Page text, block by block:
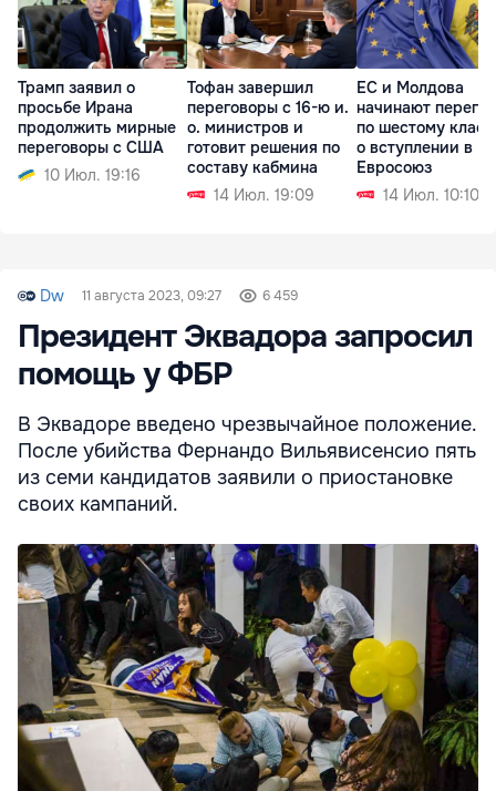
Трамп заявил о
просьбе Ирана
продолжить мирные
переговоры с США
10 Июл. 19:16
Тофан завершил
переговоры с 16-ю и.
о. министров и
готовит решения по
составу кабмина
14 Июл. 19:09
ЕС и Молдова
начинают
по шестому
о вступлении в
Евросоюз
14 Июл. 10:10
Dw 11 августа 2023, 09:27 6 459
Президент Эквадора запросил
помощь у ФБР
В Эквадоре введено чрезвычайное положение.
После убийства Фернандо Вильявисенсио пять
из семи кандидатов заявили о приостановке
своих кампаний.